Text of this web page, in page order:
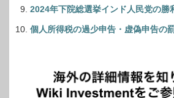
2024年下院総選挙インド人民党の勝
個人所得税の過少申告・虚偽申告の